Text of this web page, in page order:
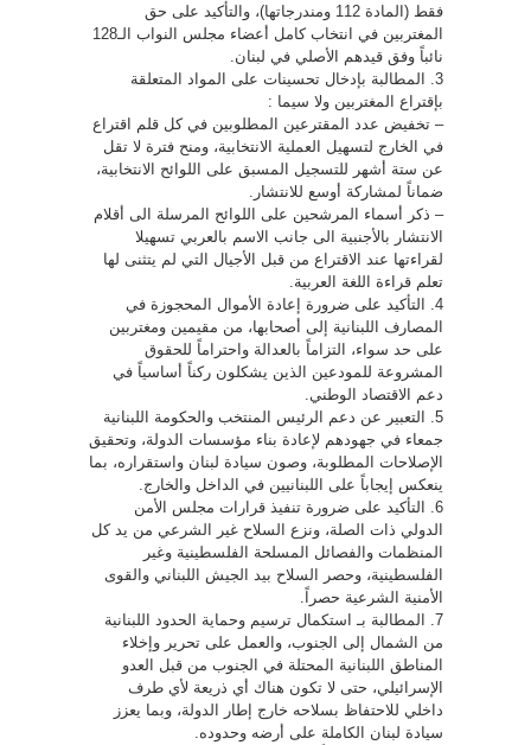
فقط (المادة 112 ومندرجاتها)، والتأكيد على حق
المغتربين في انتخاب كامل أعضاء مجلس النواب الـ128
نائباً وفق قيدهم الأصلي في لبنان.
3. المطالبة بإدخال تحسينات على المواد المتعلقة
بإقتراع المغتربين ولا سيما :
– تخفيض عدد المقترعين المطلوبين في كل قلم اقتراع
في الخارج لتسهيل العملية الانتخابية، ومنح فترة لا تقل
عن ستة أشهر للتسجيل المسبق على اللوائح الانتخابية،
ضماناً لمشاركة أوسع للانتشار.
– ذكر أسماء المرشحين على اللوائح المرسلة الى أقلام
الانتشار بالأجنبية الى جانب الاسم بالعربي تسهيلا
لقراءتها عند الاقتراع من قبل الأجيال التي لم يتثنى لها
تعلم قراءة اللغة العربية.
4. التأكيد على ضرورة إعادة الأموال المحجوزة في
المصارف اللبنانية إلى أصحابها، من مقيمين ومغتربين
على حد سواء، التزاماً بالعدالة واحتراماً للحقوق
المشروعة للمودعين الذين يشكلون ركناً أساسياً في
دعم الاقتصاد الوطني.
5. التعبير عن دعم الرئيس المنتخب والحكومة اللبنانية
جمعاء في جهودهم لإعادة بناء مؤسسات الدولة، وتحقيق
الإصلاحات المطلوبة، وصون سيادة لبنان واستقراره، بما
ينعكس إيجاباً على اللبنانيين في الداخل والخارج.
6. التأكيد على ضرورة تنفيذ قرارات مجلس الأمن
الدولي ذات الصلة، ونزع السلاح غير الشرعي من يد كل
المنظمات والفصائل المسلحة الفلسطينية وغير
الفلسطينية، وحصر السلاح بيد الجيش اللبناني والقوى
الأمنية الشرعية حصراً.
7. المطالبة بـ استكمال ترسيم وحماية الحدود اللبنانية
من الشمال إلى الجنوب، والعمل على تحرير وإخلاء
المناطق اللبنانية المحتلة في الجنوب من قبل العدو
الإسرائيلي، حتى لا تكون هناك أي ذريعة لأي طرف
داخلي للاحتفاظ بسلاحه خارج إطار الدولة، وبما يعزز
سيادة لبنان الكاملة على أرضه وحدوده.